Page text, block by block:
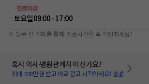
진료마감
토요일09:00 - 17:00
※ 방문 전 전화를 통해 진료시간을 꼭 확인하세요!
혹시 의사·병원관계자 이신가요?
최대 200만원 받고 바로 광고 시작하세요! 💰💰